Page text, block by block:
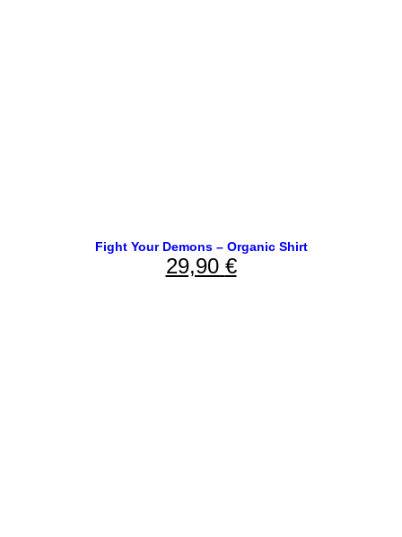
Fight Your Demons – Organic Shirt
29,90 €